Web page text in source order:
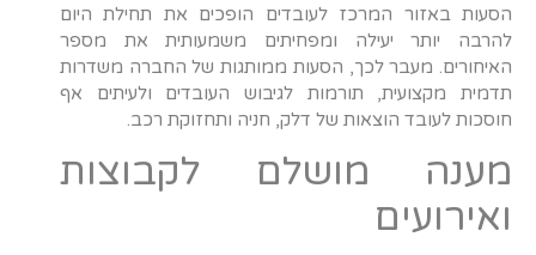
הסעות באזור המרכז לעובדים הופכים את תחילת היום
להרבה יותר יעילה ומפחיתים משמעותית את מספר
האיחורים. מעבר לכך, הסעות ממותגות של החברה משדרות
תדמית מקצועית, תורמות לגיבוש העובדים ולעיתים אף
חוסכות לעובד הוצאות של דלק, חניה ותחזוקת רכב.
מענה מושלם לקבוצות
ואירועים